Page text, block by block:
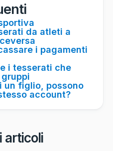
da atleti a
i pagamenti
i tesserati che
un figlio, possono
account?
articoli